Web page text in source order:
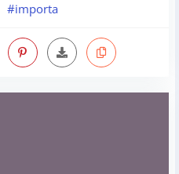
#importa